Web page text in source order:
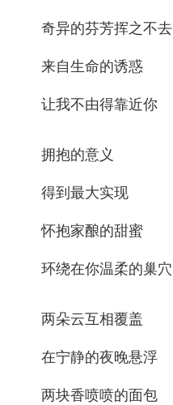
奇异的芬芳挥之不去
来自生命的诱惑
让我不由得靠近你
拥抱的意义
得到最大实现
怀抱家酿的甜蜜
环绕在你温柔的巢穴
两朵云互相覆盖
在宁静的夜晚悬浮
两块香喷喷的面包